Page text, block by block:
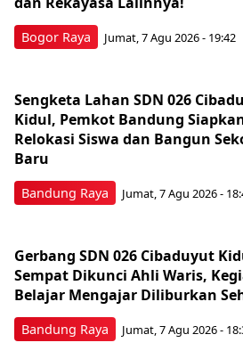
Bogor Raya Jumat, 7 Agu 2026 - 19:42
Bandung Raya
Sengketa Lahan SDN 026
Kidul, Pemkot Bandung
Relokasi Siswa dan Bangun
Baru
Jumat, 7 Agu 2026 -
Bandung Raya
Gerbang SDN 026 Cibaduyut
Sempat Dikunci Ahli Waris,
Belajar Mengajar Diliburkan
Jumat, 7 Agu 2026 -